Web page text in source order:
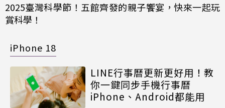
2025臺灣科學節！五館齊發的親子饗宴，快來一起玩
賞科學！
iPhone 18
LINE行事曆更新更好用！教
你一鍵同步手機行事曆
iPhone、Android都能用